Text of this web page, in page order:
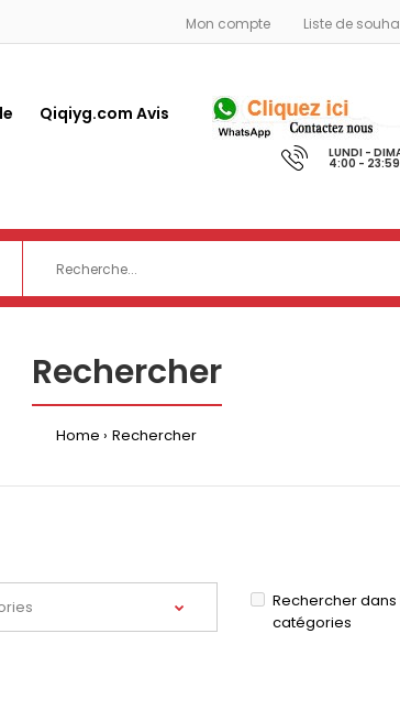
Mon compte Liste de
Qiqiyg.com Avis
LUNDI -
4:00 - 23:59
Rechercher
Home Rechercher
Rechercher
catégories